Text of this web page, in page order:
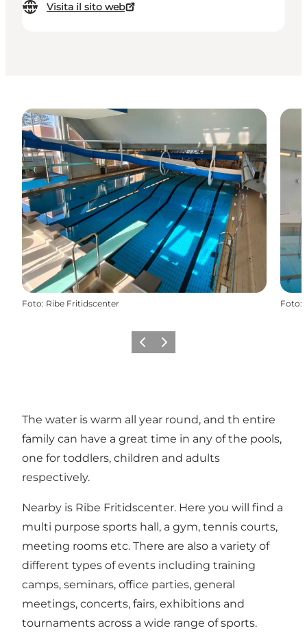
Visita il sito web
Foto: Ribe Fritidscenter Foto:
Precedente
Avanti
The water is warm all year round, and th entire
family can have a great time in any of the pools,
one for toddlers, children and adults
respectively.
Nearby is Ribe Fritidscenter. Here you will find a
multi purpose sports hall, a gym, tennis courts,
meeting rooms etc. There are also a variety of
different types of events including training
camps, seminars, office parties, general
meetings, concerts, fairs, exhibitions and
tournaments across a wide range of sports.